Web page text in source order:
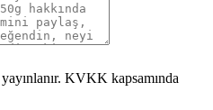
KVKK kapsamında